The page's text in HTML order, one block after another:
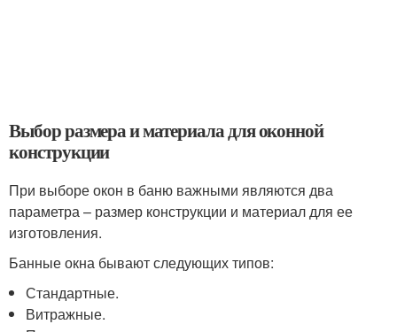
Выбор размера и материала для оконной
конструкции
При выборе окон в баню важными являются два
параметра – размер конструкции и материал для ее
изготовления.
Банные окна бывают следующих типов:
Стандартные.
Витражные.